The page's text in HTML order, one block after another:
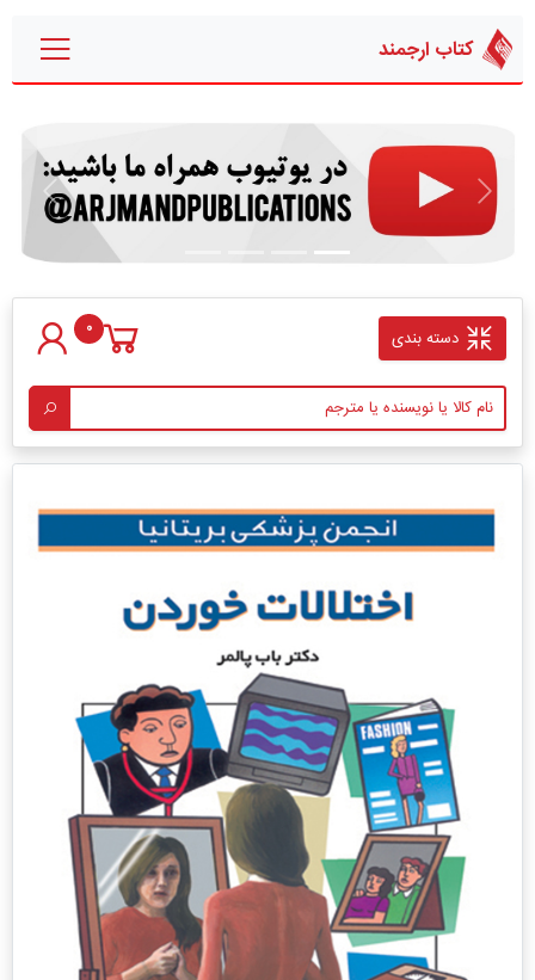
کتاب ارجمند
قبلی بعدی
دسته بندی 0